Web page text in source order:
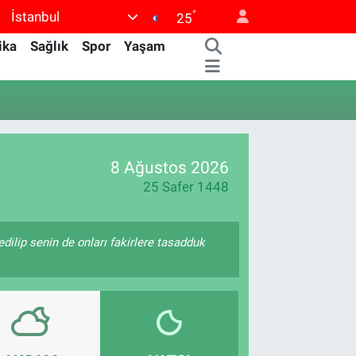
İstanbul 25°
Sağlık Spor
Yaşam
8 Ağustos 2026
25 Safer 1448
senin de onları fakirlere tasadduk